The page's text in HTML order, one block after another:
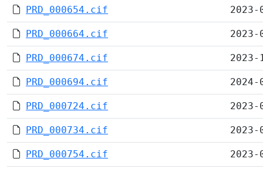
PRD_000654.cif
PRD_000664.cif
PRD_000674.cif
PRD_000694.cif
PRD_000724.cif
PRD_000734.cif
PRD_000754.cif